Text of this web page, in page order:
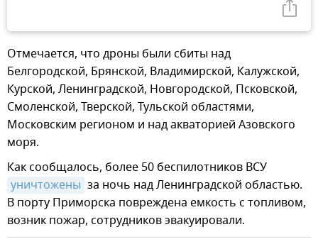
Отмечается, что дроны были сбиты над
Белгородской, Брянской, Владимирской, Калужской,
Курской, Ленинградской, Новгородской, Псковской,
Смоленской, Тверской, Тульской областями,
Московским регионом и над акваторией Азовского
моря.
Как сообщалось, более 50 беспилотников ВСУ
уничтожены за ночь над Ленинградской областью.
В порту Приморска повреждена емкость с топливом,
возник пожар, сотрудников эвакуировали.